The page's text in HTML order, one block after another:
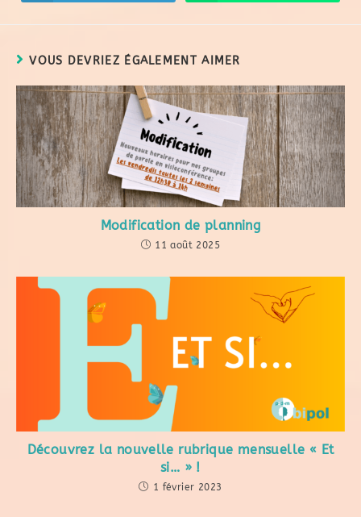
VOUS DEVRIEZ ÉGALEMENT AIMER
Modification de planning
11 août 2025
Découvrez la nouvelle rubrique mensuelle « Et
si… » !​
1 février 2023